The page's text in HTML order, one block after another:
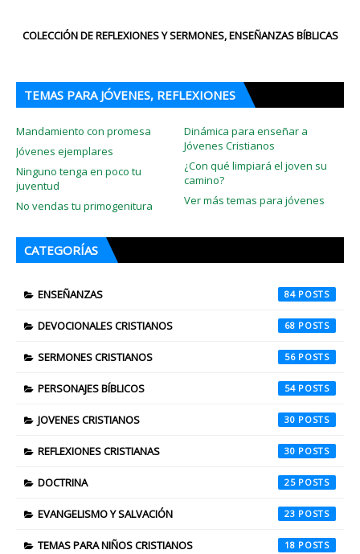
COLECCIÓN DE REFLEXIONES Y SERMONES, ENSEÑANZAS BÍBLICAS
TEMAS PARA JÓVENES, REFLEXIONES
Mandamiento con promesa
Dinámica para enseñar a
Jóvenes Cristianos
Jóvenes ejemplares
¿Con qué limpiará el joven su
camino?
Ninguno tenga en poco tu
juventud
Ver más temas para jóvenes
No vendas tu primogenitura
CATEGORÍAS
ENSEÑANZAS 84
DEVOCIONALES CRISTIANOS 68
SERMONES CRISTIANOS 56
PERSONAJES BÍBLICOS 54
JOVENES CRISTIANOS 30
REFLEXIONES CRISTIANAS 30
DOCTRINA 25
EVANGELISMO Y SALVACIÓN 23
TEMAS PARA NIÑOS CRISTIANOS 18